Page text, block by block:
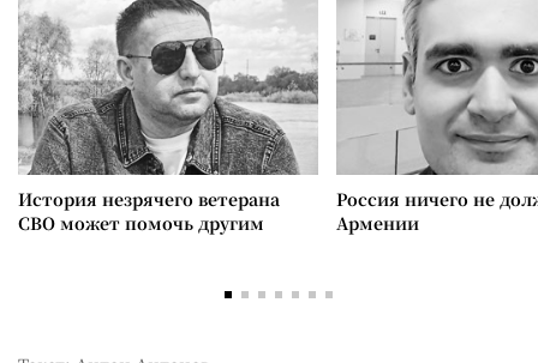
История незрячего ветерана
СВО может помочь другим
Россия ничего не
Армении